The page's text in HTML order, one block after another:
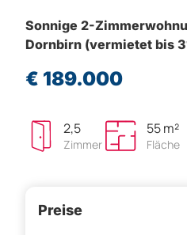
Sonnige 2-
Dornbirn (vermietet bis
€ 189.000
2,5
Zimmer
55 m²
Fläche
Preise